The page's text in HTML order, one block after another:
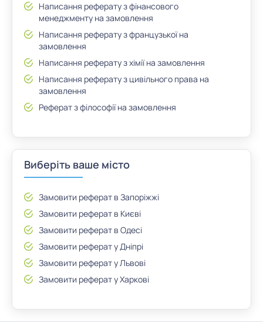
Написання реферату з фінансового
менеджменту на замовлення
Написання реферату з французької на
замовлення
Написання реферату з хімії на замовлення
Написання реферату з цивільного права на
замовлення
Реферат з філософії на замовлення
Виберіть ваше місто
Замовити реферат в Запоріжжі
Замовити реферат в Києві
Замовити реферат в Одесі
Замовити реферат у Дніпрі
Замовити реферат у Львові
Замовити реферат у Харкові